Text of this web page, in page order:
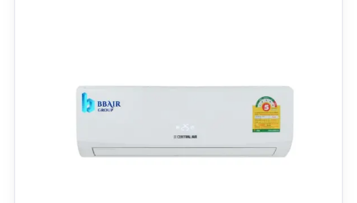
มีศูนย์บริการน้อย